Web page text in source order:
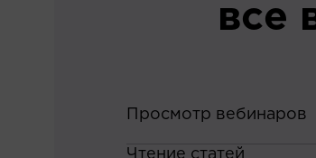
все
Просмотр вебинаров
Чтение статей